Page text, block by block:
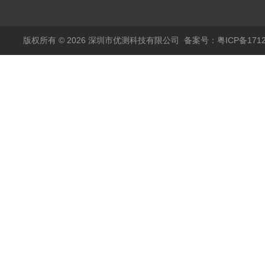
版权所有 © 2026 深圳市优测科技有限公司 备案号：粤ICP备